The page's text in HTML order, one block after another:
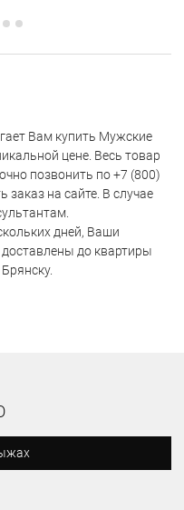
Вам купить Мужские
цене. Весь товар
позвонить по +7 (800)
на сайте. В случае
дней, Ваши
до квартиры